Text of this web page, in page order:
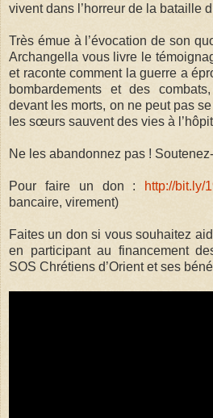
vivent dans l’horreur de la bataille
Très émue à l’évocation de son
Archangella vous livre le
et raconte comment la guerre a
bombardements et des
devant les morts, on ne peut pas
les sœurs sauvent des vies à
Ne les abandonnez pas !
Pour faire un don : http://bit.ly/
bancaire, virement)
Faites un don si vous souhaitez
en participant au financement
SOS Chrétiens d’Orient et ses